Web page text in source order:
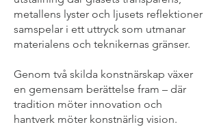
metallens lyster och ljusets reflektioner
samspelar i ett uttryck som utmanar
materialens och teknikernas gränser.
Genom två skilda konstnärskap växer
en gemensam berättelse fram – där
tradition möter innovation och
hantverk möter konstnärlig vision.